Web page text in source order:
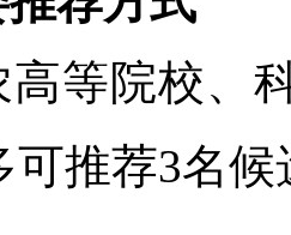
高等院校、
可推荐3名候